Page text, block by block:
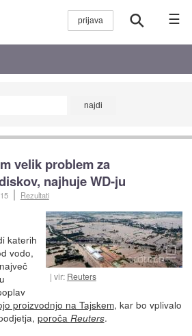
☰
velik problem za
najhuje WD-ju
Rezultati
vir: Reuters
katerih
vodo,
proizvodnjo na Tajskem, kar bo vplivalo
poroča Reuters.